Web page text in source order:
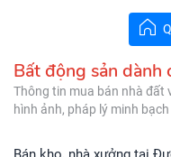
Bất động sản dành
Thông tin mua bán nhà đất
hình ảnh, pháp lý minh